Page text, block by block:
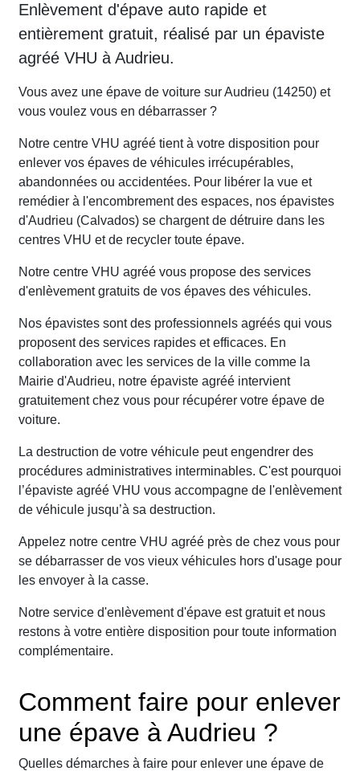
Enlèvement d'épave auto rapide et
entièrement gratuit, réalisé par un épaviste
agréé VHU à Audrieu.
Vous avez une épave de voiture sur Audrieu (14250) et
vous voulez vous en débarrasser ?
Notre centre VHU agréé tient à votre disposition pour
enlever vos épaves de véhicules irrécupérables,
abandonnées ou accidentées. Pour libérer la vue et
remédier à l'encombrement des espaces, nos épavistes
d'Audrieu (Calvados) se chargent de détruire dans les
centres VHU et de recycler toute épave.
Notre centre VHU agréé vous propose des services
d'enlèvement gratuits de vos épaves des véhicules.
Nos épavistes sont des professionnels agréés qui vous
proposent des services rapides et efficaces. En
collaboration avec les services de la ville comme la
Mairie d'Audrieu, notre épaviste agréé intervient
gratuitement chez vous pour récupérer votre épave de
voiture.
La destruction de votre véhicule peut engendrer des
procédures administratives interminables. C'est pourquoi
l’épaviste agréé VHU vous accompagne de l'enlèvement
de véhicule jusqu’à sa destruction.
Appelez notre centre VHU agréé près de chez vous pour
se débarrasser de vos vieux véhicules hors d'usage pour
les envoyer à la casse.
Notre service d'enlèvement d'épave est gratuit et nous
restons à votre entière disposition pour toute information
complémentaire.
Comment faire pour enlever
une épave à Audrieu ?
Quelles démarches à faire pour enlever une épave de